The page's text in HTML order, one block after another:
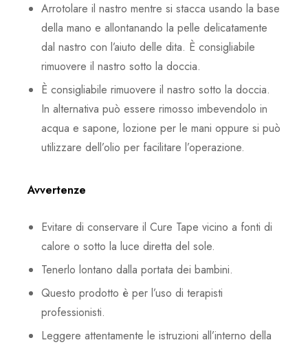
Arrotolare il nastro mentre si stacca usando la base
della mano e allontanando la pelle delicatamente
dal nastro con l’aiuto delle dita. È consigliabile
rimuovere il nastro sotto la doccia.
È consigliabile rimuovere il nastro sotto la doccia.
In alternativa può essere rimosso imbevendolo in
acqua e sapone, lozione per le mani oppure si può
utilizzare dell’olio per facilitare l’operazione.
Avvertenze
Evitare di conservare il Cure Tape vicino a fonti di
calore o sotto la luce diretta del sole.
Tenerlo lontano dalla portata dei bambini.
Questo prodotto è per l’uso di terapisti
professionisti.
Leggere attentamente le istruzioni all’interno della